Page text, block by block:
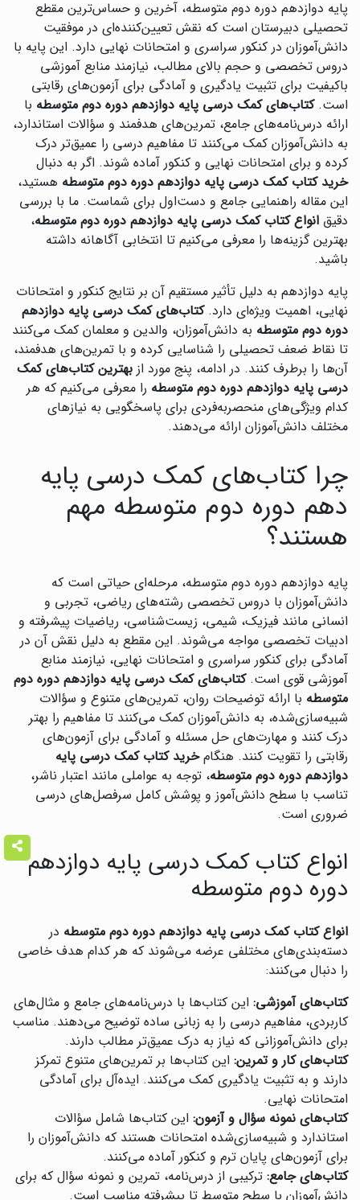
پایه دوازدهم دوره دوم متوسطه، آخرین و حساس‌ترین مقطع
تحصیلی دبیرستان است که نقش تعیین‌کننده‌ای در موفقیت
دانش‌آموزان در کنکور سراسری و امتحانات نهایی دارد. این پایه با
دروس تخصصی و حجم بالای مطالب، نیازمند منابع آموزشی
باکیفیت برای تثبیت یادگیری و آمادگی برای آزمون‌های رقابتی
است.کتاب‌های کمک درسی پایه دوازدهم دوره دوم متوسطه با
ارائه درس‌نامه‌های جامع، تمرین‌های هدفمند و سؤالات استاندارد،
به دانش‌آموزان کمک می‌کنند تا مفاهیم درسی را عمیق‌تر درک
کرده و برای امتحانات نهایی و کنکور آماده شوند. اگر به دنبال
خرید کتاب کمک درسی پایه دوازدهم دوره دوم متوسطه هستید،
این مقاله راهنمایی جامع و دست‌اول برای شماست. ما با بررسی
دقیق انواع کتاب کمک درسی پایه دوازدهم دوره دوم متوسطه،
بهترین گزینه‌ها را معرفی می‌کنیم تا انتخابی آگاهانه داشته
باشید.
پایه دوازدهم به دلیل تأثیر مستقیم آن بر نتایج کنکور و امتحانات
نهایی، اهمیت ویژه‌ای دارد.کتاب‌های کمک درسی پایه دوازدهم
دوره دوم متوسطه به دانش‌آموزان، والدین و معلمان کمک می‌کنند
تا نقاط ضعف تحصیلی را شناسایی کرده و با تمرین‌های هدفمند،
آن‌ها را برطرف کنند. در ادامه، پنج مورد از بهترین کتاب‌های کمک
درسی پایه دوازدهم دوره دوم متوسطه را معرفی می‌کنیم که هر
کدام ویژگی‌های منحصربه‌فردی برای پاسخگویی به نیازهای
مختلف دانش‌آموزان ارائه می‌دهند.
چرا کتاب‌های کمک درسی پایه
دهم دوره دوم متوسطه مهم
هستند؟
پایه دوازدهم دوره دوم متوسطه، مرحله‌ای حیاتی است که
دانش‌آموزان با دروس تخصصی رشته‌های ریاضی، تجربی و
انسانی مانند فیزیک، شیمی، زیست‌شناسی، ریاضیات پیشرفته و
ادبیات تخصصی مواجه می‌شوند. این مقطع به دلیل نقش آن در
آمادگی برای کنکور سراسری و امتحانات نهایی، نیازمند منابع
آموزشی قوی است.کتاب‌های کمک درسی پایه دوازدهم دوره دوم
متوسطه با ارائه توضیحات روان، تمرین‌های متنوع و سؤالات
شبیه‌سازی‌شده، به دانش‌آموزان کمک می‌کنند تا مفاهیم را بهتر
درک کنند و مهارت‌های حل مسئله و آمادگی برای آزمون‌های
رقابتی را تقویت کنند. هنگامخرید کتاب کمک درسی پایه
دوازدهم دوره دوم متوسطه، توجه به عواملی مانند اعتبار ناشر،
تناسب با سطح دانش‌آموز و پوشش کامل سرفصل‌های درسی
ضروری است.
انواع کتاب کمک درسی پایه دوازدهم
دوره دوم متوسطه
انواع کتاب کمک درسی پایه دوازدهم دوره دوم متوسطه در
دسته‌بندی‌های مختلفی عرضه می‌شوند که هر کدام هدف خاصی
را دنبال می‌کنند:
کتاب‌های آموزشی: این کتاب‌ها با درس‌نامه‌های جامع و مثال‌های
کاربردی، مفاهیم درسی را به زبانی ساده توضیح می‌دهند. مناسب
برای دانش‌آموزانی که نیاز به درک عمیق‌تر مطالب دارند.
کتاب‌های کار و تمرین: این کتاب‌ها بر تمرین‌های متنوع تمرکز
دارند و به تثبیت یادگیری کمک می‌کنند. ایده‌آل برای آمادگی
امتحانات نهایی.
کتاب‌های نمونه سؤال و آزمون: این کتاب‌ها شامل سؤالات
استاندارد و شبیه‌سازی‌شده امتحانات هستند که دانش‌آموزان را
برای آزمون‌های پایان ترم و کنکور آماده می‌کنند.
کتاب‌های جامع: ترکیبی از درس‌نامه، تمرین و نمونه سؤال که برای
دانش‌آموزان با سطح متوسط تا پیشرفته مناسب است.